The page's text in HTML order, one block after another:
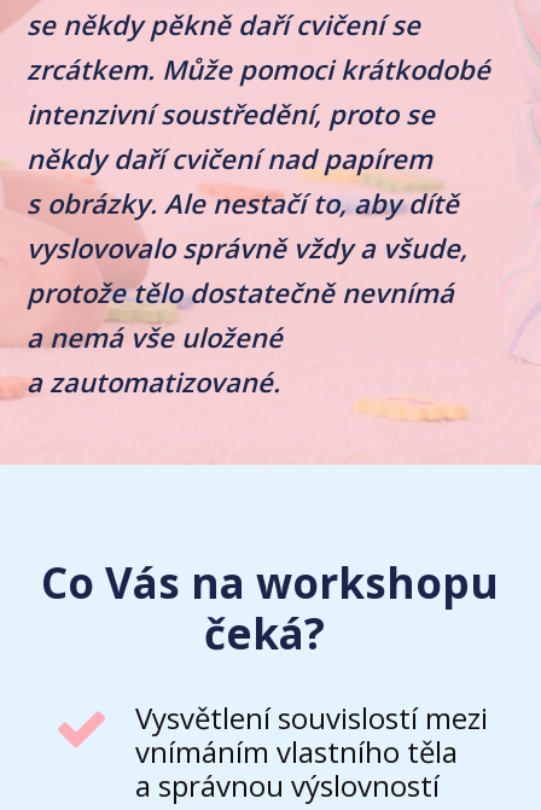
se někdy pěkně daří cvičení se
zrcátkem. Může pomoci krátkodobé
intenzivní soustředění, proto se
někdy daří cvičení nad papírem
s obrázky. Ale nestačí to, aby dítě
vyslovovalo správně vždy a všude,
protože tělo dostatečně nevnímá
a nemá vše uložené
a zautomatizované.
Co Vás na workshopu
čeká?
Vysvětlení souvislostí mezi
vnímáním vlastního těla
a správnou výslovností